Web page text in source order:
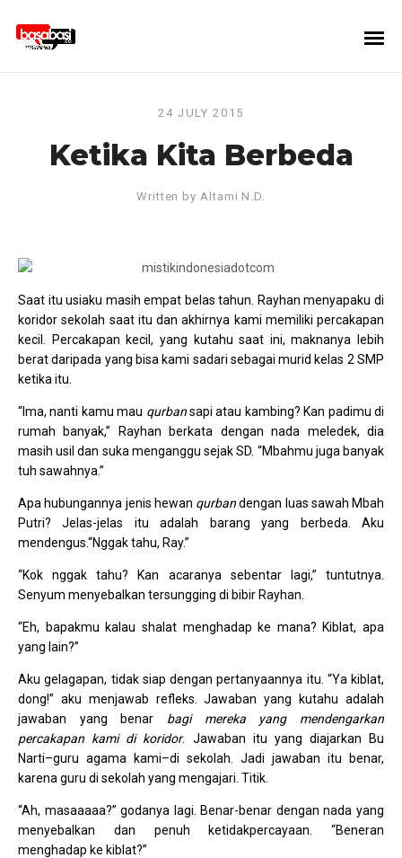
24 JULY 2015
Ketika Kita Berbeda
Written by Altami N.D.
Saat itu usiaku masih empat belas tahun. Rayhan menyapaku di
koridor sekolah saat itu dan akhirnya kami memiliki percakapan
kecil. Percakapan kecil, yang kutahu saat ini, maknanya lebih
berat daripada yang bisa kami sadari sebagai murid kelas 2 SMP
ketika itu.
“Ima, nanti kamu mau qurbansapi atau kambing? Kan padimu di
rumah banyak,” Rayhan berkata dengan nada meledek, dia
masih usil dan suka menganggu sejak SD. “Mbahmu juga banyak
tuh sawahnya.”
Apa hubungannya jenis hewan qurbandengan luas sawah Mbah
Putri? Jelas-jelas itu adalah barang yang berbeda. Aku
mendengus.“Nggak tahu, Ray.”
“Kok nggak tahu? Kan acaranya sebentar lagi,” tuntutnya.
Senyum menyebalkan tersungging di bibir Rayhan.
“Eh, bapakmu kalau shalat menghadap ke mana? Kiblat, apa
yang lain?”
Aku gelagapan, tidak siap dengan pertanyaannya itu. “Ya kiblat,
dong!” aku menjawab refleks. Jawaban yang kutahu adalah
jawaban yang benar bagi mereka yang mendengarkan
percakapan kami di koridor. Jawaban itu yang diajarkan Bu
Narti–guru agama kami–di sekolah. Jadi jawaban itu benar,
karena guru di sekolah yang mengajari. Titik.
“Ah, masaaaaa?” godanya lagi. Benar-benar dengan nada yang
menyebalkan dan penuh ketidakpercayaan. “Beneran
menghadap ke kiblat?”